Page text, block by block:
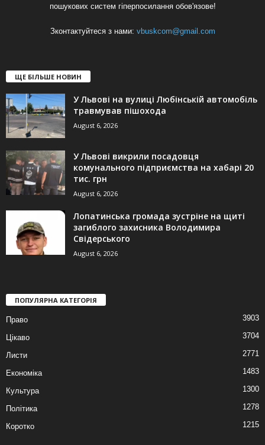
пошукових систем гіперпосилання обов'язове!
Зконтактуйтеся з нами: vbuskcom@gmail.com
ЩЕ БІЛЬШЕ НОВИН
У Львові на вулиці Любінській автомобіль
травмував пішохода
August 6, 2026
У Львові викрили посадовця
комунального підприємства на хабарі 20
тис. грн
August 6, 2026
Лопатинська громада зустріне на щиті
загиблого захисника Володимира
Свідерського
August 6, 2026
ПОПУЛЯРНА КАТЕГОРІЯ
Право 3903
Цікаво 3704
Листи 2771
Економіка 1483
Культура 1300
Політика 1278
Коротко 1215